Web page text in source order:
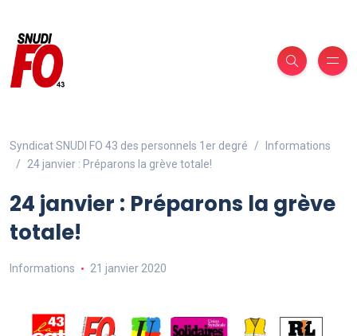
Syndicat SNUDI FO 43 des personnels 1er degré
Informations
24 janvier : Préparons la grève totale!
24 janvier : Préparons la grève
totale!
Informations 21 janvier 2020